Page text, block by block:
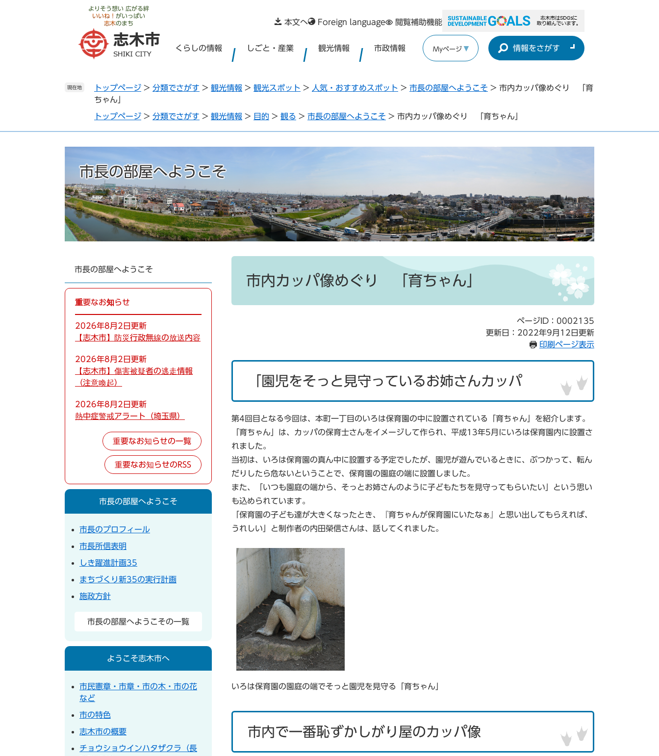
よりそう想い 広がる絆
いいね！ がいっぱい
志木のまち 本文へ Foreign language 閲覧補助機能
くらしの情報 しごと・産業 観光情報 市政情報 Myページ 情報をさがす
現在地 トップページ > 分類でさがす > 観光情報 > 観光スポット > 人気・おすすめスポット > 市長の部屋へようこそ > 市内カッパ像めぐり 「育
ちゃん」
トップページ > 分類でさがす > 観光情報 > 目的 > 観る > 市長の部屋へようこそ > 市内カッパ像めぐり 「育ちゃん」
市長の部屋へようこそ
市内カッパ像めぐり 「育ちゃん」
ページID：0002135
更新日：2022年9月12日更新
印刷ページ表示
「園児をそっと見守っているお姉さんカッパ
第4回目となる今回は、本町一丁目のいろは保育園の中に設置されている「育ちゃん」を紹介します。
「育ちゃん」は、カッパの保育士さんをイメージして作られ、平成13年5月にいろは保育園内に設置さ
れました。
当初は、いろは保育園の真ん中に設置する予定でしたが、園児が遊んでいるときに、ぶつかって、転ん
だりしたら危ないということで、保育園の園庭の端に設置しました。
また、「いつも園庭の端から、そっとお姉さんのように子どもたちを見守ってもらいたい」という思い
も込められています。
「保育園の子ども達が大きくなったとき、『育ちゃんが保育園にいたなぁ』と思い出してもらえれば、
うれしい」と制作者の内田榮信さんは、話してくれました。
いろは保育園の園庭の端でそっと園児を見守る「育ちゃん」
市内で一番恥ずかしがり屋のカッパ像
市長の部屋へようこそ
重要なお知らせ
2026年8月2日更新
【志木市】防災行政無線の放送内容
2026年8月2日更新
【志木市】傷害被疑者の逃走情報
（注意喚起）
2026年8月2日更新
熱中症警戒アラート（埼玉県）
重要なお知らせの一覧
重要なお知らせのRSS
市長の部屋へようこそ
市長のプロフィール
市長所信表明
しき躍進計画35
まちづくり新35の実行計画
施政方針
市長の部屋へようこその一覧
ようこそ志木市へ
市民憲章・市章・市の木・市の花
など
市の特色
志木市の概要
チョウショウインハタザクラ（長